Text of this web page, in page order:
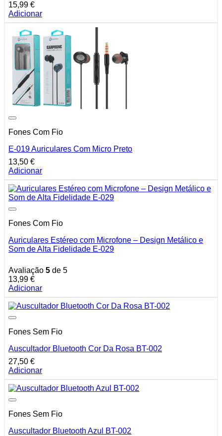
15,99 €
Adicionar
Fones Com Fio
E-019 Auriculares Com Micro Preto
13,50 €
Adicionar
Fones Com Fio
Auriculares Estéreo com Microfone – Design Metálico e
Som de Alta Fidelidade E-029
Avaliação 5 de 5
13,99 €
Adicionar
Fones Sem Fio
Auscultador Bluetooth Cor Da Rosa BT-002
27,50 €
Adicionar
Fones Sem Fio
Auscultador Bluetooth Azul BT-002